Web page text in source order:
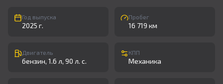
Год выпуска
2025 г.
Пробег
16 719 км
Двигатель
бензин, 1.6 л, 90 л. с.
КПП
Механика